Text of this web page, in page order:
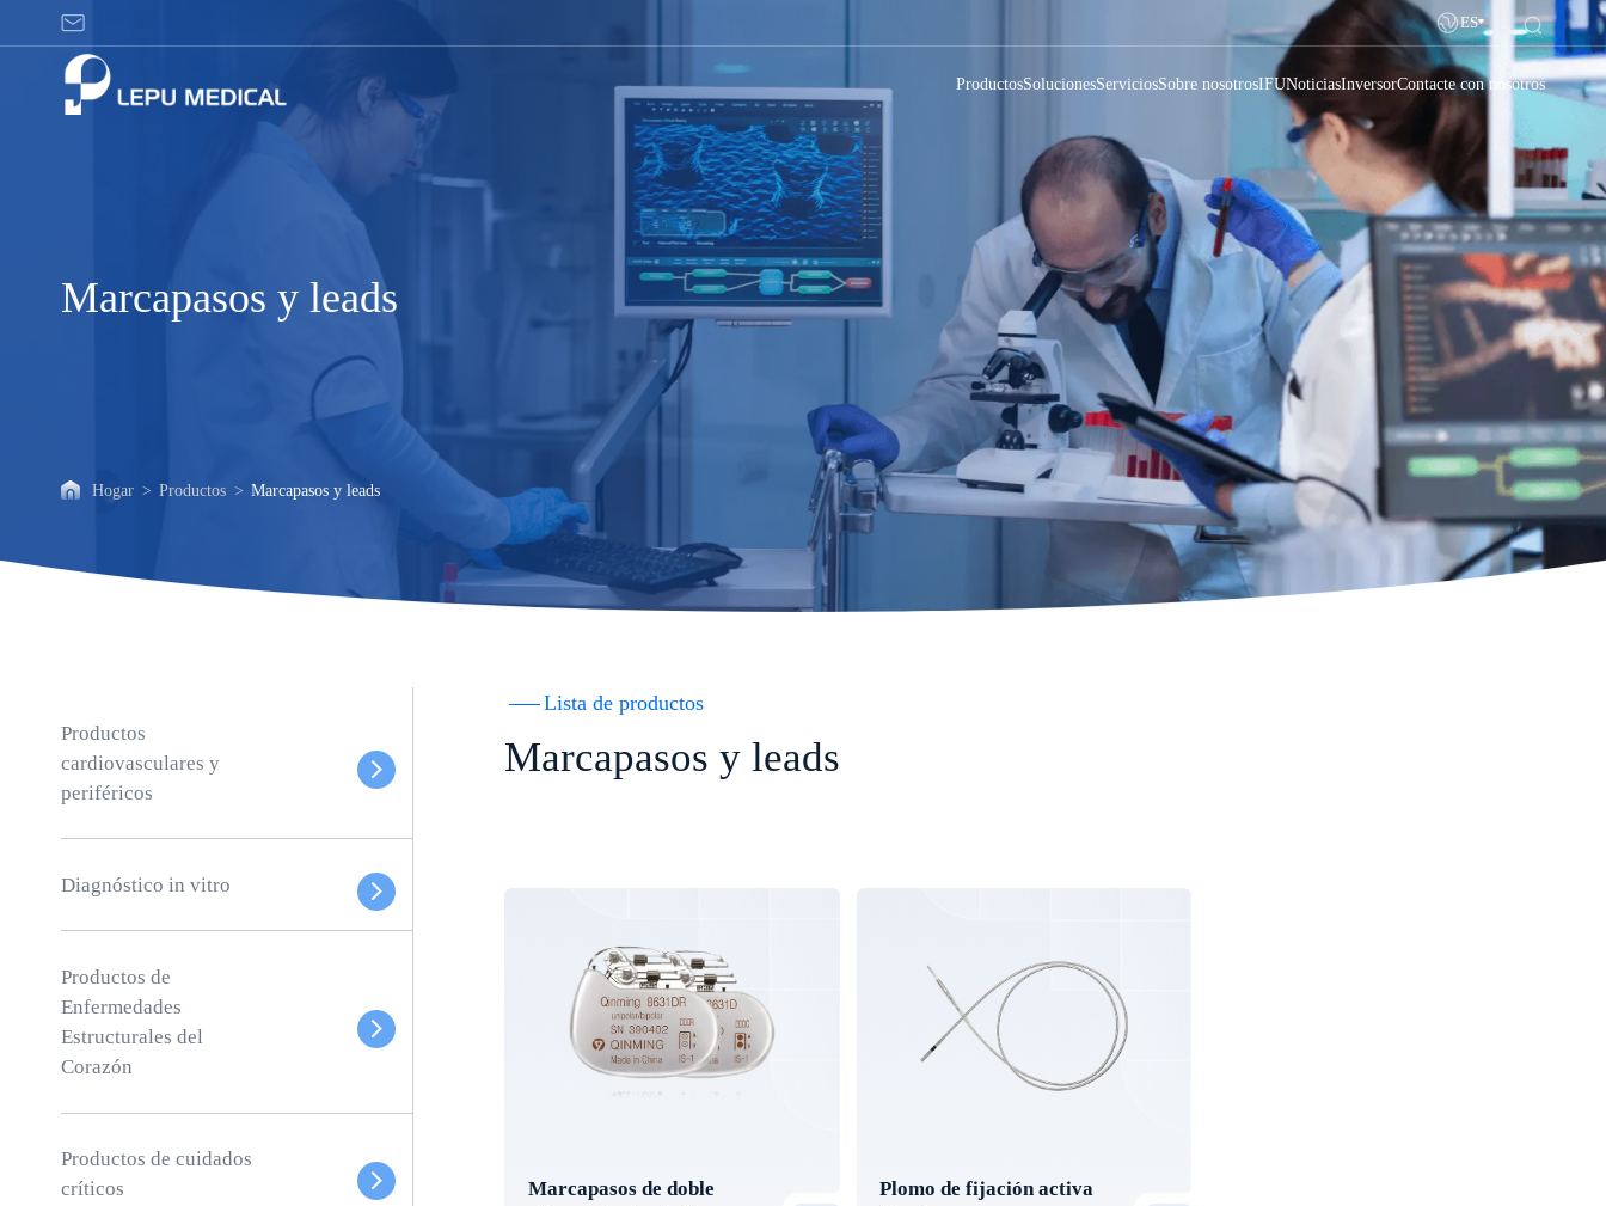
Marcapasos
y
ES
ProductosSolucionesServiciosSobre nosotrosIFUNoticiasInversorContacte con nosotros
Marcapasos y leads
Hogar > Productos > Marcapasos y leads
Productos
cardiovasculares y
periféricos
Diagnóstico in vitro
Productos de
Enfermedades
Estructurales del
Corazón
Productos de cuidados
críticos
Lista de productos
Marcapasos y leads
Marcapasos de doble
Plomo de fijación activa